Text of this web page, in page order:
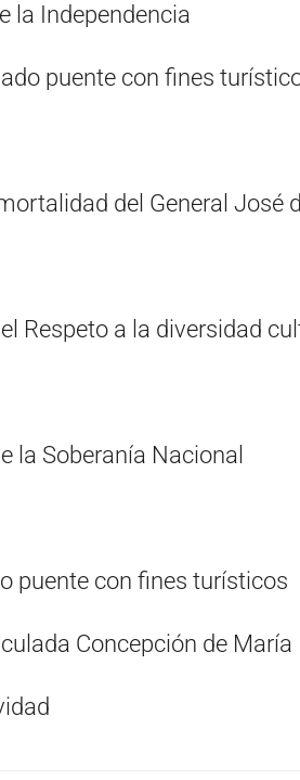
la Independencia
puente con fines
del General José
Respeto a la diversidad
la Soberanía Nacional
puente con fines turísticos
Concepción de María